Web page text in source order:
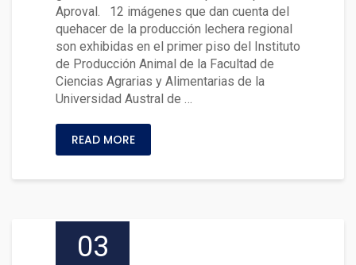
Aproval. 12 imágenes que dan cuenta del
quehacer de la producción lechera regional
son exhibidas en el primer piso del Instituto
de Producción Animal de la Facultad de
Ciencias Agrarias y Alimentarias de la
Universidad Austral de …
READ MORE
03